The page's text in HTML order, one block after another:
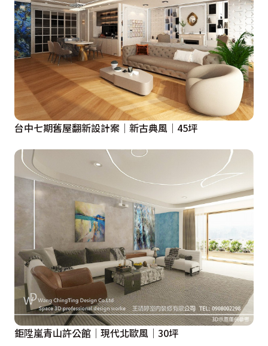
台中七期舊屋翻新設計案│新古典風│45坪
鉅陞嵐青山許公館│現代北歐風│30坪